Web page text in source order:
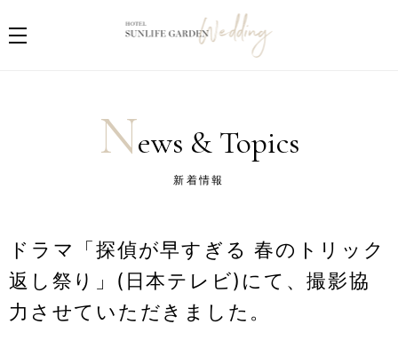
News & Topics
新着情報
ドラマ「探偵が早すぎる 春のトリック
返し祭り」(日本テレビ)にて、撮影協
力させていただきました。